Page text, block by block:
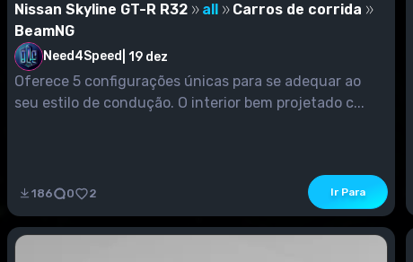
Nissan Skyline GT-R R32 all
Carros de corrida
BeamNG
Need4Speed 19 dez
Oferece 5 configurações únicas para se adequar ao
seu estilo de condução. O interior bem projetado c...
186 0 2 Ir Para